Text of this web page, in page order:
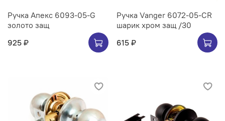
Ручка Апекс 6093-05-G
золото защ
925 ₽
Ручка Vanger 6072-05-CR
шарик хром защ /30
615 ₽